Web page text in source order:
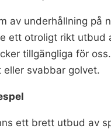
av underhållning på
ett otroligt rikt utbud
tillgängliga för
eller svabbar golvet.
ett brett utbud av